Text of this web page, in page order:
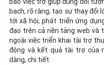
bạch, rõ ràng; tạo sự thay đổi
tới xã hội; phát triển ứng
đạo trên cả nền tảng web và
ngoài việc triển khai tài trợ
động và kết quả tài trợ của
dàng, chi tiết.